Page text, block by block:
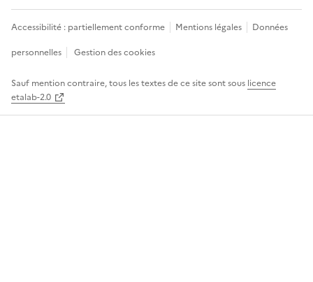
Accessibilité : partiellement conforme Mentions légales
Données
personnelles
Gestion des cookies
Sauf mention contraire, tous les textes de ce site sont sous licence
etalab-2.0